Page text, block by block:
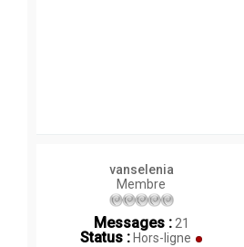
vanselenia
Membre
Messages :21
Status : Hors-ligne